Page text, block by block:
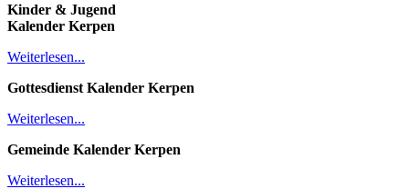
Kinder & Jugend
Kalender Kerpen
Weiterlesen...
Gottesdienst Kalender Kerpen
Weiterlesen...
Gemeinde Kalender Kerpen
Weiterlesen...